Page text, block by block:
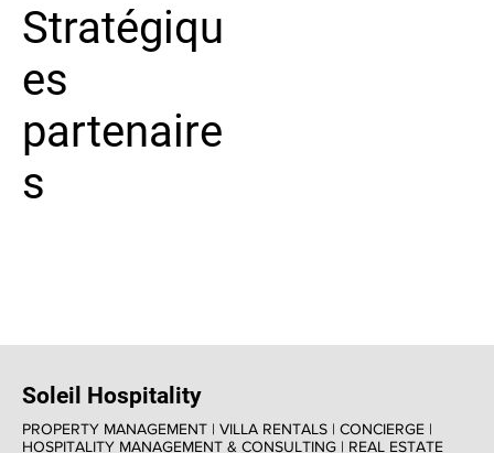
Stratégiqu
es
partenaire
s
PROPERTY MANAGEMENT | VILLA RENTALS | CONCIERGE |
HOSPITALITY MANAGEMENT & CONSULTING | REAL ESTATE
Soleil Hospitality